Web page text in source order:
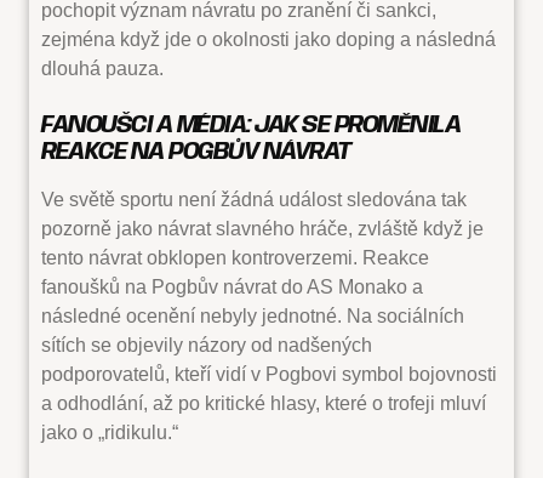
pochopit význam návratu po zranění či sankci,
zejména když jde o okolnosti jako doping a následná
dlouhá pauza.
FANOUŠCI A MÉDIA: JAK SE PROMĚNILA
REAKCE NA POGBŮV NÁVRAT
Ve světě sportu není žádná událost sledována tak
pozorně jako návrat slavného hráče, zvláště když je
tento návrat obklopen kontroverzemi. Reakce
fanoušků na Pogbův návrat do AS Monako a
následné ocenění nebyly jednotné. Na sociálních
sítích se objevily názory od nadšených
podporovatelů, kteří vidí v Pogbovi symbol bojovnosti
a odhodlání, až po kritické hlasy, které o trofeji mluví
jako o „ridikulu.“